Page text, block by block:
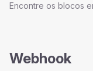
Encontre os blocos
Webhook